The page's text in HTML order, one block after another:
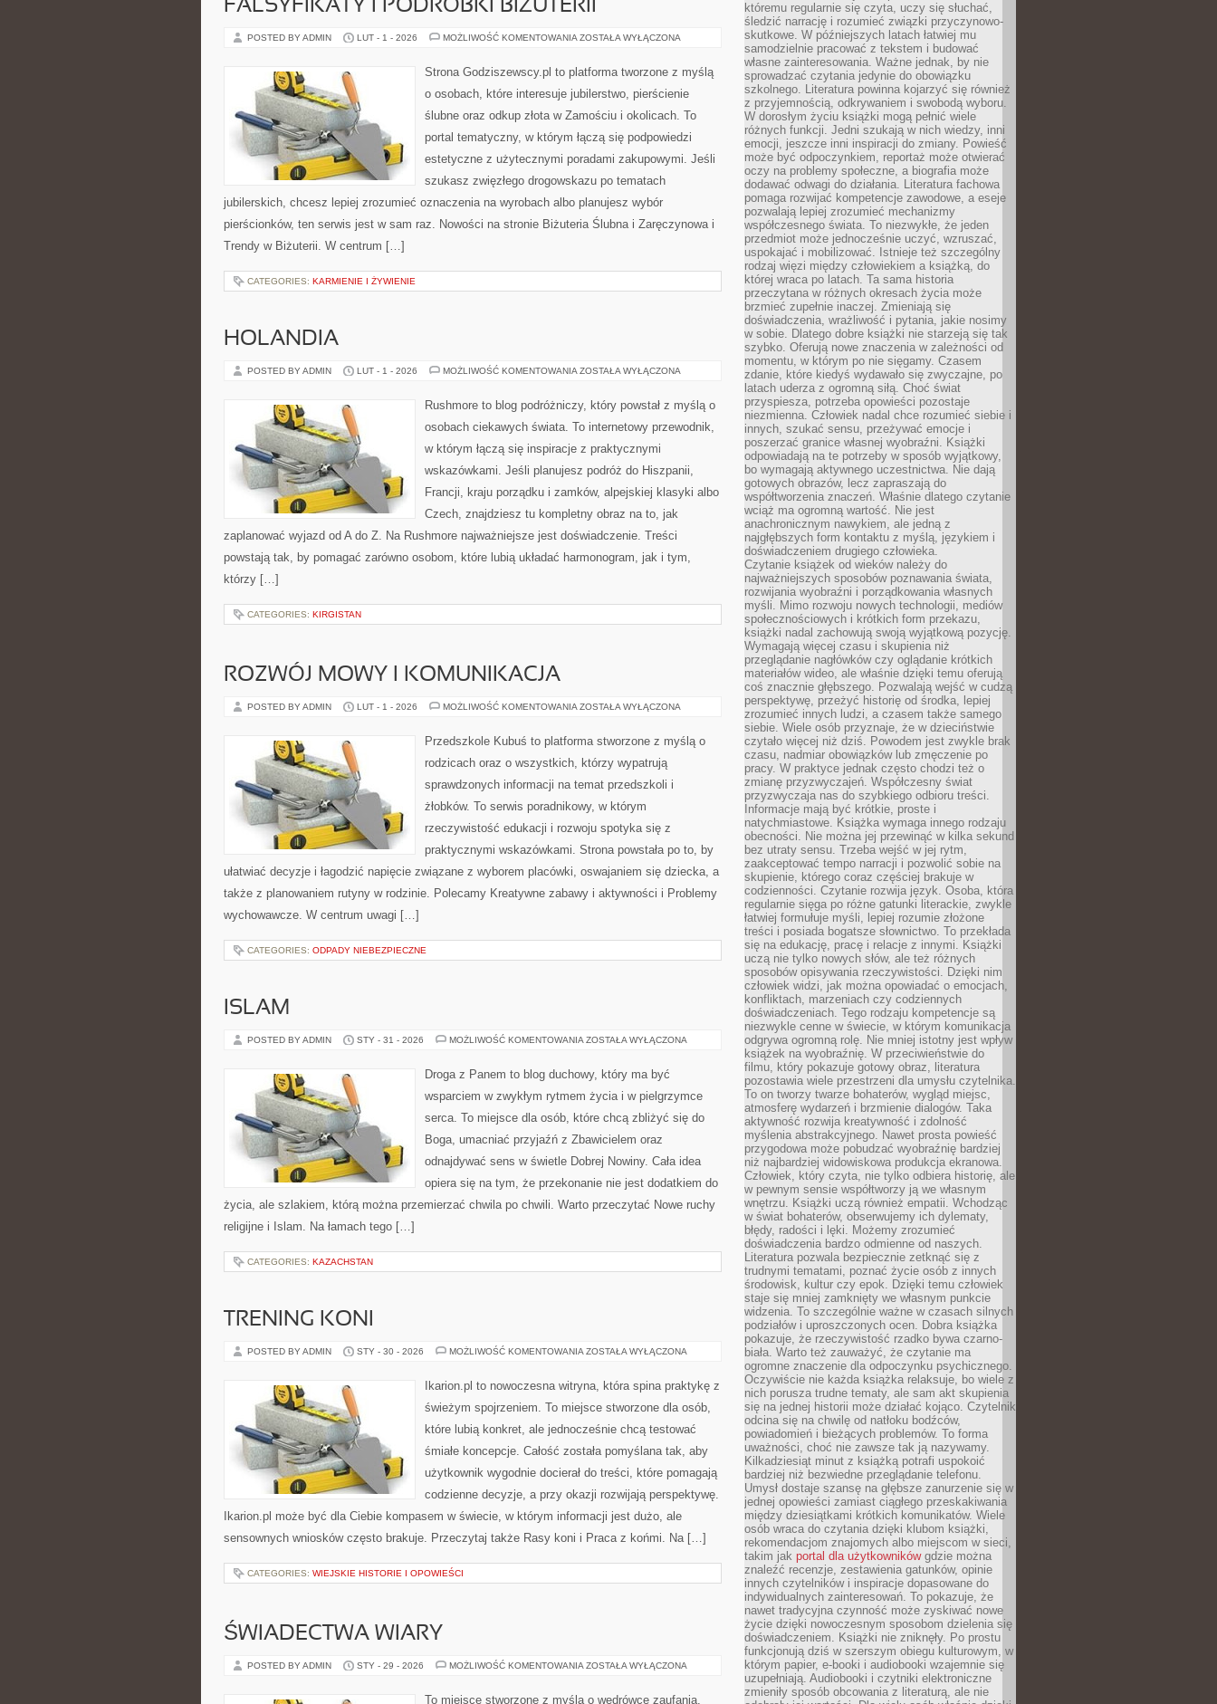
FALSYFIKATY I PODRÓBKI BIŻUTERII
POSTED BY ADMIN LUT - 1 - 2026 MOŻLIWOŚĆ KOMENTOWANIA FALSYFIKATY
BIŻUTERII
ZOSTAŁA WYŁĄCZONA
Strona Godziszewscy.pl to platforma tworzone z myślą
o osobach, które interesuje jubilerstwo, pierścienie
ślubne oraz odkup złota w Zamościu i okolicach. To
portal tematyczny, w którym łączą się podpowiedzi
estetyczne z użytecznymi poradami zakupowymi. Jeśli
szukasz zwięzłego drogowskazu po tematach
jubilerskich, chcesz lepiej zrozumieć oznaczenia na wyrobach albo planujesz wybór
pierścionków, ten serwis jest w sam raz. Nowości na stronie Biżuteria Ślubna i Zaręczynowa i
Trendy w Biżuterii. W centrum […]
CATEGORIES: KARMIENIE I ŻYWIENIE
HOLANDIA
POSTED BY ADMIN LUT - 1 - 2026 MOŻLIWOŚĆ KOMENTOWANIA HOLANDIA
ZOSTAŁA WYŁĄCZONA
Rushmore to blog podróżniczy, który powstał z myślą o
osobach ciekawych świata. To internetowy przewodnik,
w którym łączą się inspiracje z praktycznymi
wskazówkami. Jeśli planujesz podróż do Hiszpanii,
Francji, kraju porządku i zamków, alpejskiej klasyki albo
Czech, znajdziesz tu kompletny obraz na to, jak
zaplanować wyjazd od A do Z. Na Rushmore najważniejsze jest doświadczenie. Treści
powstają tak, by pomagać zarówno osobom, które lubią układać harmonogram, jak i tym,
którzy […]
CATEGORIES: KIRGISTAN
ROZWÓJ MOWY I KOMUNIKACJA
POSTED BY ADMIN LUT - 1 - 2026 MOŻLIWOŚĆ KOMENTOWANIA ROZWÓJ
KOMUNIKACJA
ZOSTAŁA WYŁĄCZONA
Przedszkole Kubuś to platforma stworzone z myślą o
rodzicach oraz o wszystkich, którzy wypatrują
sprawdzonych informacji na temat przedszkoli i
żłobków. To serwis poradnikowy, w którym
rzeczywistość edukacji i rozwoju spotyka się z
praktycznymi wskazówkami. Strona powstała po to, by
ułatwiać decyzje i łagodzić napięcie związane z wyborem placówki, oswajaniem się dziecka, a
także z planowaniem rutyny w rodzinie. Polecamy Kreatywne zabawy i aktywności i Problemy
wychowawcze. W centrum uwagi […]
CATEGORIES: ODPADY NIEBEZPIECZNE
ISLAM
POSTED BY ADMIN STY - 31 - 2026 MOŻLIWOŚĆ KOMENTOWANIA ISLAM
ZOSTAŁA WYŁĄCZONA
Droga z Panem to blog duchowy, który ma być
wsparciem w zwykłym rytmem życia i w pielgrzymce
serca. To miejsce dla osób, które chcą zbliżyć się do
Boga, umacniać przyjaźń z Zbawicielem oraz
odnajdywać sens w świetle Dobrej Nowiny. Cała idea
opiera się na tym, że przekonanie nie jest dodatkiem do
życia, ale szlakiem, którą można przemierzać chwila po chwili. Warto przeczytać Nowe ruchy
religijne i Islam. Na łamach tego […]
CATEGORIES: KAZACHSTAN
TRENING KONI
POSTED BY ADMIN STY - 30 - 2026 MOŻLIWOŚĆ KOMENTOWANIA TRENING
ZOSTAŁA WYŁĄCZONA
Ikarion.pl to nowoczesna witryna, która spina praktykę z
świeżym spojrzeniem. To miejsce stworzone dla osób,
które lubią konkret, ale jednocześnie chcą testować
śmiałe koncepcje. Całość została pomyślana tak, aby
użytkownik wygodnie docierał do treści, które pomagają
codzienne decyzje, a przy okazji rozwijają perspektywę.
Ikarion.pl może być dla Ciebie kompasem w świecie, w którym informacji jest dużo, ale
sensownych wniosków często brakuje. Przeczytaj także Rasy koni i Praca z końmi. Na […]
CATEGORIES: WIEJSKIE HISTORIE I OPOWIEŚCI
ŚWIADECTWA WIARY
POSTED BY ADMIN STY - 29 - 2026 MOŻLIWOŚĆ KOMENTOWANIA ŚWIADECTWA
ZOSTAŁA WYŁĄCZONA
To miejsce stworzone z myślą o wędrówce zaufania,
któremu regularnie się czyta, uczy się słuchać,
śledzić narrację i rozumieć związki przyczynowo-
skutkowe. W późniejszych latach łatwiej mu
samodzielnie pracować z tekstem i budować
własne zainteresowania. Ważne jednak, by nie
sprowadzać czytania jedynie do obowiązku
szkolnego. Literatura powinna kojarzyć się również
z przyjemnością, odkrywaniem i swobodą wyboru.
W dorosłym życiu książki mogą pełnić wiele
różnych funkcji. Jedni szukają w nich wiedzy, inni
emocji, jeszcze inni inspiracji do zmiany. Powieść
może być odpoczynkiem, reportaż może otwierać
oczy na problemy społeczne, a biografia może
dodawać odwagi do działania. Literatura fachowa
pomaga rozwijać kompetencje zawodowe, a eseje
pozwalają lepiej zrozumieć mechanizmy
współczesnego świata. To niezwykłe, że jeden
przedmiot może jednocześnie uczyć, wzruszać,
uspokajać i mobilizować. Istnieje też szczególny
rodzaj więzi między człowiekiem a książką, do
której wraca po latach. Ta sama historia
przeczytana w różnych okresach życia może
brzmieć zupełnie inaczej. Zmieniają się
doświadczenia, wrażliwość i pytania, jakie nosimy
w sobie. Dlatego dobre książki nie starzeją się tak
szybko. Oferują nowe znaczenia w zależności od
momentu, w którym po nie sięgamy. Czasem
zdanie, które kiedyś wydawało się zwyczajne, po
latach uderza z ogromną siłą. Choć świat
przyspiesza, potrzeba opowieści pozostaje
niezmienna. Człowiek nadal chce rozumieć siebie i
innych, szukać sensu, przeżywać emocje i
poszerzać granice własnej wyobraźni. Książki
odpowiadają na te potrzeby w sposób wyjątkowy,
bo wymagają aktywnego uczestnictwa. Nie dają
gotowych obrazów, lecz zapraszają do
współtworzenia znaczeń. Właśnie dlatego czytanie
wciąż ma ogromną wartość. Nie jest
anachronicznym nawykiem, ale jedną z
najgłębszych form kontaktu z myślą, językiem i
doświadczeniem drugiego człowieka.
Czytanie książek od wieków należy do
najważniejszych sposobów poznawania świata,
rozwijania wyobraźni i porządkowania własnych
myśli. Mimo rozwoju nowych technologii, mediów
społecznościowych i krótkich form przekazu,
książki nadal zachowują swoją wyjątkową pozycję.
Wymagają więcej czasu i skupienia niż
przeglądanie nagłówków czy oglądanie krótkich
materiałów wideo, ale właśnie dzięki temu oferują
coś znacznie głębszego. Pozwalają wejść w cudzą
perspektywę, przeżyć historię od środka, lepiej
zrozumieć innych ludzi, a czasem także samego
siebie. Wiele osób przyznaje, że w dzieciństwie
czytało więcej niż dziś. Powodem jest zwykle brak
czasu, nadmiar obowiązków lub zmęczenie po
pracy. W praktyce jednak często chodzi też o
zmianę przyzwyczajeń. Współczesny świat
przyzwyczaja nas do szybkiego odbioru treści.
Informacje mają być krótkie, proste i
natychmiastowe. Książka wymaga innego rodzaju
obecności. Nie można jej przewinąć w kilka sekund
bez utraty sensu. Trzeba wejść w jej rytm,
zaakceptować tempo narracji i pozwolić sobie na
skupienie, którego coraz częściej brakuje w
codzienności. Czytanie rozwija język. Osoba, która
regularnie sięga po różne gatunki literackie, zwykle
łatwiej formułuje myśli, lepiej rozumie złożone
treści i posiada bogatsze słownictwo. To przekłada
się na edukację, pracę i relacje z innymi. Książki
uczą nie tylko nowych słów, ale też różnych
sposobów opisywania rzeczywistości. Dzięki nim
człowiek widzi, jak można opowiadać o emocjach,
konfliktach, marzeniach czy codziennych
doświadczeniach. Tego rodzaju kompetencje są
niezwykle cenne w świecie, w którym komunikacja
odgrywa ogromną rolę. Nie mniej istotny jest wpływ
książek na wyobraźnię. W przeciwieństwie do
filmu, który pokazuje gotowy obraz, literatura
pozostawia wiele przestrzeni dla umysłu czytelnika.
To on tworzy twarze bohaterów, wygląd miejsc,
atmosferę wydarzeń i brzmienie dialogów. Taka
aktywność rozwija kreatywność i zdolność
myślenia abstrakcyjnego. Nawet prosta powieść
przygodowa może pobudzać wyobraźnię bardziej
niż najbardziej widowiskowa produkcja ekranowa.
Człowiek, który czyta, nie tylko odbiera historię, ale
w pewnym sensie współtworzy ją we własnym
wnętrzu. Książki uczą również empatii. Wchodząc
w świat bohaterów, obserwujemy ich dylematy,
błędy, radości i lęki. Możemy zrozumieć
doświadczenia bardzo odmienne od naszych.
Literatura pozwala bezpiecznie zetknąć się z
trudnymi tematami, poznać życie osób z innych
środowisk, kultur czy epok. Dzięki temu człowiek
staje się mniej zamknięty we własnym punkcie
widzenia. To szczególnie ważne w czasach silnych
podziałów i uproszczonych ocen. Dobra książka
pokazuje, że rzeczywistość rzadko bywa czarno-
biała. Warto też zauważyć, że czytanie ma
ogromne znaczenie dla odpoczynku psychicznego.
Oczywiście nie każda książka relaksuje, bo wiele z
nich porusza trudne tematy, ale sam akt skupienia
się na jednej historii może działać kojąco. Czytelnik
odcina się na chwilę od natłoku bodźców,
powiadomień i bieżących problemów. To forma
uważności, choć nie zawsze tak ją nazywamy.
Kilkadziesiąt minut z książką potrafi uspokoić
bardziej niż bezwiedne przeglądanie telefonu.
Umysł dostaje szansę na głębsze zanurzenie się w
jednej opowieści zamiast ciągłego przeskakiwania
między dziesiątkami krótkich komunikatów. Wiele
osób wraca do czytania dzięki klubom książki,
rekomendacjom znajomych albo miejscom w sieci,
takim jak portal dla użytkownikówgdzie można
znaleźć recenzje, zestawienia gatunków, opinie
innych czytelników i inspiracje dopasowane do
indywidualnych zainteresowań. To pokazuje, że
nawet tradycyjna czynność może zyskiwać nowe
życie dzięki nowoczesnym sposobom dzielenia się
doświadczeniem. Książki nie zniknęły. Po prostu
funkcjonują dziś w szerszym obiegu kulturowym, w
którym papier, e-booki i audiobooki wzajemnie się
uzupełniają. Audiobooki i czytniki elektroniczne
zmieniły sposób obcowania z literaturą, ale nie